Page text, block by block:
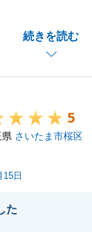
続きを読む
ーズなご売却を
い担当者が変わ
の担当として、
わることができ
を少しでも少な
5
さいたま市桜区
15日
た